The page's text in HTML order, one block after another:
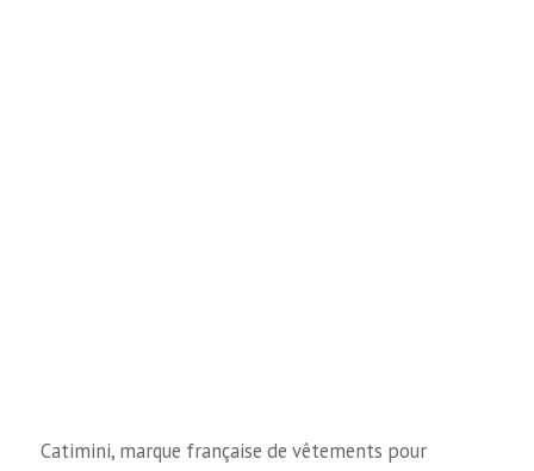
Catimini, marque française de vêtements pour